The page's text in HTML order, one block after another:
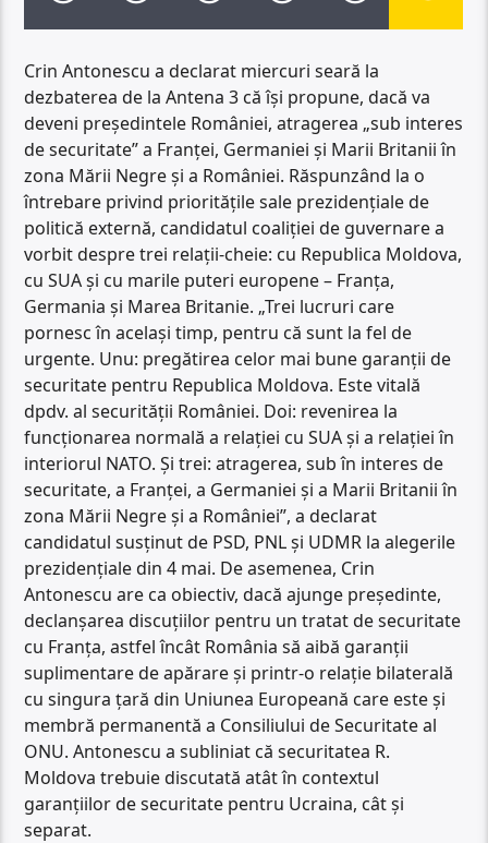
Crin Antonescu a declarat miercuri seară la
dezbaterea de la Antena 3 că își propune, dacă va
deveni președintele României, atragerea „sub interes
de securitate” a Franței, Germaniei și Marii Britanii în
zona Mării Negre și a României. Răspunzând la o
întrebare privind prioritățile sale prezidențiale de
politică externă, candidatul coaliției de guvernare a
vorbit despre trei relații-cheie: cu Republica Moldova,
cu SUA și cu marile puteri europene – Franța,
Germania și Marea Britanie. „Trei lucruri care
pornesc în același timp, pentru că sunt la fel de
urgente. Unu: pregătirea celor mai bune garanții de
securitate pentru Republica Moldova. Este vitală
dpdv. al securității României. Doi: revenirea la
funcționarea normală a relației cu SUA și a relației în
interiorul NATO. Și trei: atragerea, sub în interes de
securitate, a Franței, a Germaniei și a Marii Britanii în
zona Mării Negre și a României”, a declarat
candidatul susținut de PSD, PNL și UDMR la alegerile
prezidențiale din 4 mai. De asemenea, Crin
Antonescu are ca obiectiv, dacă ajunge președinte,
declanșarea discuțiilor pentru un tratat de securitate
cu Franța, astfel încât România să aibă garanții
suplimentare de apărare și printr-o relație bilaterală
cu singura țară din Uniunea Europeană care este și
membră permanentă a Consiliului de Securitate al
ONU. Antonescu a subliniat că securitatea R.
Moldova trebuie discutată atât în contextul
garanțiilor de securitate pentru Ucraina, cât și
separat.